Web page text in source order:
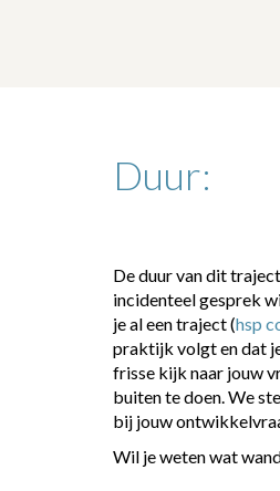
Duur:
De duur van dit
incidenteel gesprek
je al een traject (hsp
praktijk volgt en dat
frisse kijk naar jouw
buiten te doen. We
bij jouw
Wil je weten wat